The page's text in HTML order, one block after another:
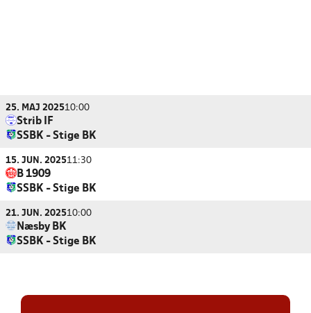
25. MAJ 202510:00
Strib IF
SSBK - Stige BK
15. JUN. 202511:30
B 1909
SSBK - Stige BK
21. JUN. 202510:00
Næsby BK
SSBK - Stige BK